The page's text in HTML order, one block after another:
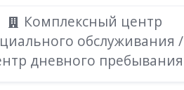
Комплексный центр
обслуживания /
дневного пребывания